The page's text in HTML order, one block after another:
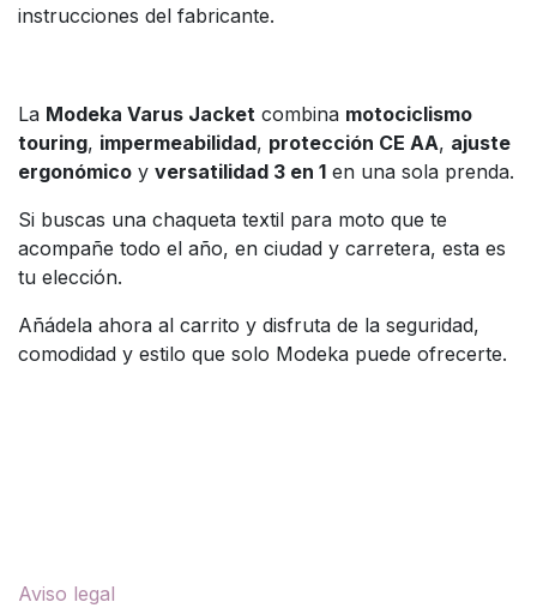
instrucciones del fabricante.
La Modeka Varus Jacket combina motociclismo
touring, impermeabilidad, protección CE AA, ajuste
ergonómico y versatilidad 3 en 1 en una sola prenda.
Si buscas una chaqueta textil para moto que te
acompañe todo el año, en ciudad y carretera, esta es
tu elección.
Añádela ahora al carrito y disfruta de la seguridad,
comodidad y estilo que solo Modeka puede ofrecerte.
Aviso legal